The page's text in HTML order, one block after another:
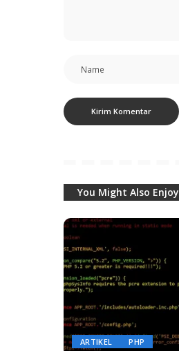
You Might Also Enjoy
ARTIKEL PHP